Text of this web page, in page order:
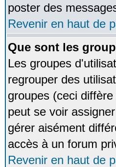
poster des
Revenir en haut de
Que sont les
Les groupes
regrouper des
groupes (ceci
peut se voir
gérer aisément
accès à un forum
Revenir en haut de